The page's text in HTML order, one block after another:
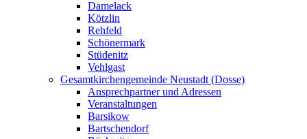
Damelack
Kötzlin
Rehfeld
Schönermark
Stüdenitz
Vehlgast
Gesamtkirchengemeinde Neustadt (Dosse)
Ansprechpartner und Adressen
Veranstaltungen
Barsikow
Bartschendorf